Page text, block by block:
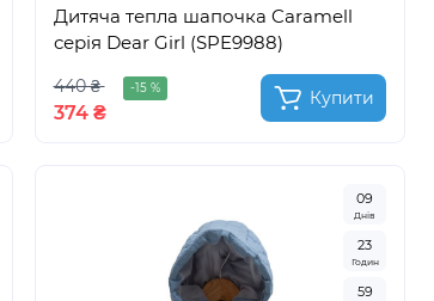
Дитяча тепла шапочка Caramell
серія Dear Girl (SPE9988)
440 ₴ -15 %
374 ₴
Купити
09
Днів
23
Годин
59